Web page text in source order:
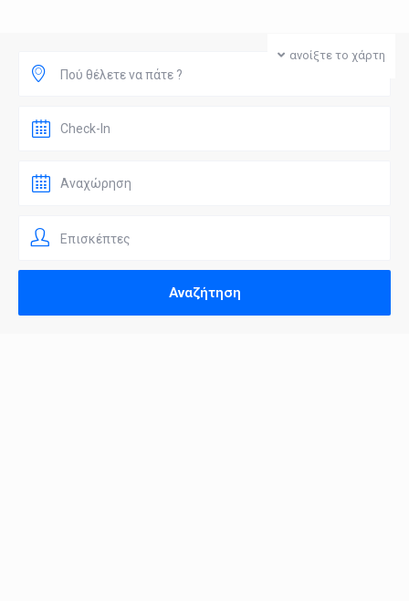
ανοίξτε το χάρτη
Πού θέλετε να πάτε ?
Επισκέπτες